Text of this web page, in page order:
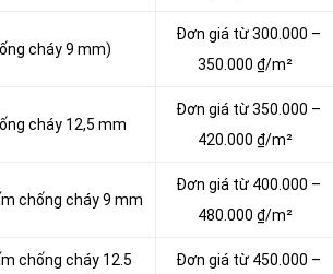
cháy 9 mm)
Đơn giá từ 300.000 –
350.000 ₫/m²
cháy 12,5 mm
Đơn giá từ 350.000 –
420.000 ₫/m²
chống cháy 9 mm
Đơn giá từ 400.000 –
480.000 ₫/m²
chống cháy 12.5
Đơn giá từ 450.000 –